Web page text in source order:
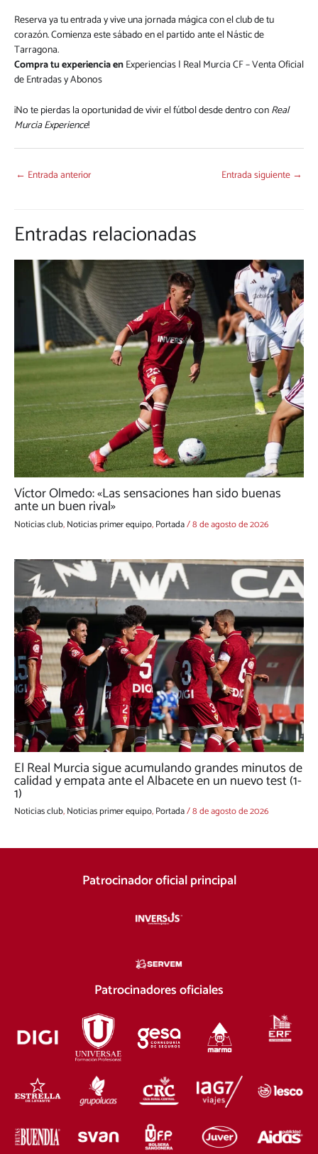
Reserva ya tu entrada y vive una jornada mágica con el club de tu
corazón. Comienza este sábado en el partido ante el Nástic de
Tarragona.
Compra tu experiencia enExperiencias | Real Murcia CF – Venta Oficial
de Entradas y Abonos
¡No te pierdas la oportunidad de vivir el fútbol desde dentro conReal
Murcia Experience!
← Entrada anterior Entrada siguiente →
Entradas relacionadas
Víctor Olmedo: «Las sensaciones han sido buenas
ante un buen rival»
Noticias club,Noticias primer equipo,Portada/8 de agosto de 2026
El Real Murcia sigue acumulando grandes minutos de
calidad y empata ante el Albacete en un nuevo test (1-
1)
Noticias club,Noticias primer equipo,Portada/8 de agosto de 2026
Patrocinador oficial principal
Patrocinadores oficiales